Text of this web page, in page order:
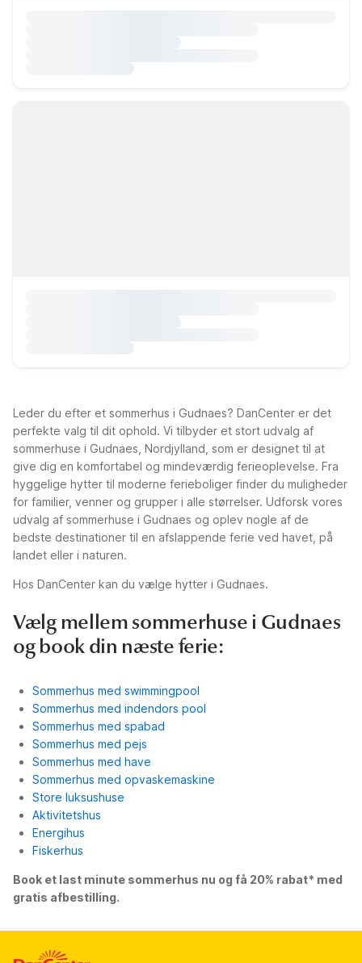
Leder du efter et sommerhus i Gudnaes? DanCenter er det
perfekte valg til dit ophold. Vi tilbyder et stort udvalg af
sommerhuse i Gudnaes, Nordjylland, som er designet til at
give dig en komfortabel og mindeværdig ferieoplevelse. Fra
hyggelige hytter til moderne ferieboliger finder du muligheder
for familier, venner og grupper i alle størrelser. Udforsk vores
udvalg af sommerhuse i Gudnaes og oplev nogle af de
bedste destinationer til en afslappende ferie ved havet, på
landet eller i naturen.
Hos DanCenter kan du vælge hytter i Gudnaes.
Vælg mellem sommerhuse i Gudnaes
og book din næste ferie:
Sommerhus med swimmingpool
Sommerhus med indendors pool
Sommerhus med spabad
Sommerhus med pejs
Sommerhus med have
Sommerhus med opvaskemaskine
Store luksushuse
Aktivitetshus
Energihus
Fiskerhus
Book et last minute sommerhus nu og få 20% rabat* med
gratis afbestilling.